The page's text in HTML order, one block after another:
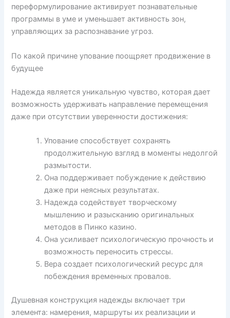
переформулирование активирует познавательные
программы в уме и уменьшает активность зон,
управляющих за распознавание угроз.
По какой причине упование поощряет продвижение в
будущее
Надежда является уникальную чувство, которая дает
возможность удерживать направление перемещения
даже при отсутствии уверенности достижения:
Упование способствует сохранять
продолжительную взгляд в моменты недолгой
размытости.
Она поддерживает побуждение к действию
даже при неясных результатах.
Надежда содействует творческому
мышлению и разысканию оригинальных
методов в Пинко казино.
Она усиливает психологическую прочность и
возможность переносить стрессы.
Вера создает психологический ресурс для
побеждения временных провалов.
Душевная конструкция надежды включает три
элемента: намерения, маршруты их реализации и